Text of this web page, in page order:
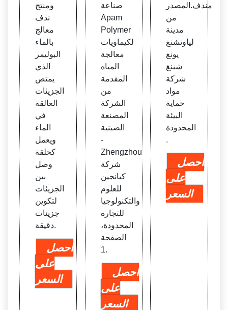
ومنتج
ندف
معالج
بالماء
البوليمر
الذي
يمتص
الجزيئات
العالقة
في
الماء
ويعمل
كحلقة
وصل
بين
الجزيئات
لتكوين
جزيئات
دقيقة.
احصل
على
السعر
صناعة
Apam
Polymer
لكيماويات
معالجة
المياه
المقدمة
من
الشركة
المصنعة
الصينية
-
Zhengzhou
شركة
كيانجين
للعلوم
والتكنولوجيا
للتجارة
المحدودة،
الصفحة
1.
احصل
على
السعر
مندف.المصدر
من
مدينة
لياوتشنغ
يونغ
شينغ
شركة
مواد
حماية
البيئة
المحدودة
.
احصل
على
السعر